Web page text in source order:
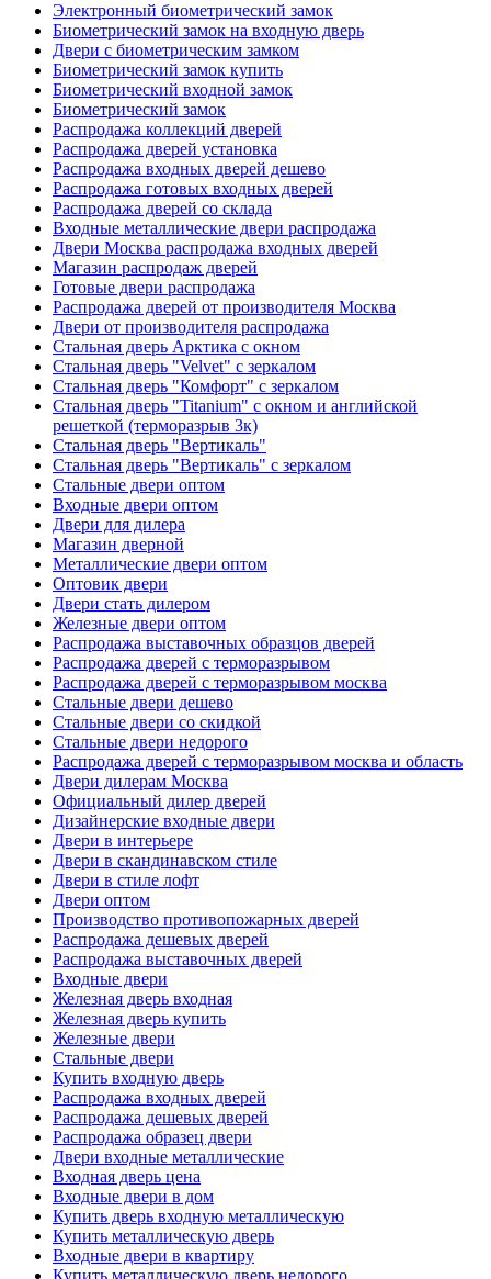
Электронный биометрический замок
Биометрический замок на входную дверь
Двери с биометрическим замком
Биометрический замок купить
Биометрический входной замок
Биометрический замок
Распродажа коллекций дверей
Распродажа дверей установка
Распродажа входных дверей дешево
Распродажа готовых входных дверей
Распродажа дверей со склада
Входные металлические двери распродажа
Двери Москва распродажа входных дверей
Магазин распродаж дверей
Готовые двери распродажа
Распродажа дверей от производителя Москва
Двери от производителя распродажа
Стальная дверь Арктика с окном
Стальная дверь "Velvet" с зеркалом
Стальная дверь "Комфорт" с зеркалом
Стальная дверь "Titanium" с окном и английской
решеткой (терморазрыв 3к)
Стальная дверь "Вертикаль"
Стальная дверь "Вертикаль" с зеркалом
Стальные двери оптом
Входные двери оптом
Двери для дилера
Магазин дверной
Металлические двери оптом
Оптовик двери
Двери стать дилером
Железные двери оптом
Распродажа выставочных образцов дверей
Распродажа дверей с терморазрывом
Распродажа дверей с терморазрывом москва
Стальные двери дешево
Стальные двери со скидкой
Стальные двери недорого
Распродажа дверей с терморазрывом москва и область
Двери дилерам Москва
Официальный дилер дверей
Дизайнерские входные двери
Двери в интерьере
Двери в скандинавском стиле
Двери в стиле лофт
Двери оптом
Производство противопожарных дверей
Распродажа дешевых дверей
Распродажа выставочных дверей
Входные двери
Железная дверь входная
Железная дверь купить
Железные двери
Стальные двери
Купить входную дверь
Распродажа входных дверей
Распродажа дешевых дверей
Распродажа образец двери
Двери входные металлические
Входная дверь цена
Входные двери в дом
Купить дверь входную металлическую
Купить металлическую дверь
Входные двери в квартиру
Купить металлическую дверь недорого